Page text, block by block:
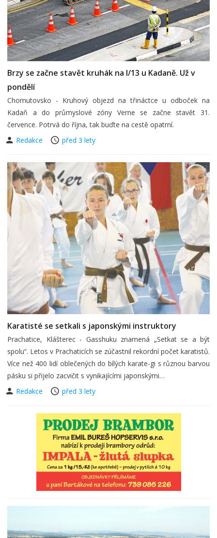
Brzy se začne stavět kruhák na I/13 u Kadaně. Už v
pondělí
Chomutovsko - Kruhový objezd na třináctce u odboček na
Kadaň a do průmyslové zóny Verne se začne stavět 31.
července. Potrvá do října, tak buďte na cestě opatrní.
Redakce
před 3 lety
Karatisté se setkali s japonskými instruktory
Prachatice, Klášterec - Gasshuku znamená „Setkat se a být
spolu“. Letos v Prachaticích se zúčastnil rekordní počet karatistů.
Více než 400 lidí oblečených do bílých karate-gi s různou barvou
pásku si přijelo zacvičit s vynikajícími japonskými…
Redakce
před 3 lety